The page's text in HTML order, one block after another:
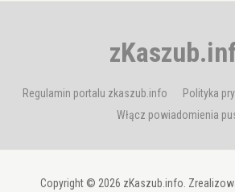
Regulamin portalu zkaszub.info Polityka
Włącz powiadomienia
Copyright © 2026 zKaszub.info.